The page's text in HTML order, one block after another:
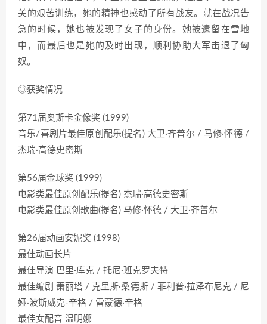
关的艰苦训练，她的精神也感动了所有战友。就在战况告
急的时候，她也被发现了女子的身份。她被遗留在雪地
中，而最后也是她的及时出现，顺利协助大军击退了匈
奴。
◎获奖情况
第71届奥斯卡金像奖 (1999)
音乐/喜剧片最佳原创配乐(提名) 大卫·齐普尔 / 马修·怀德 /
杰瑞·高德史密斯
第56届金球奖 (1999)
电影类最佳原创配乐(提名) 杰瑞·高德史密斯
电影类最佳原创歌曲(提名) 马修·怀德 / 大卫·齐普尔
第26届动画安妮奖 (1998)
最佳动画长片
最佳导演 巴里·库克 / 托尼·班克罗夫特
最佳编剧 萧丽塔 / 克里斯·桑德斯 / 菲利普·拉泽布尼克 / 尼
娅·波斯威克-辛格 / 雷蒙德·辛格
最佳女配音 温明娜